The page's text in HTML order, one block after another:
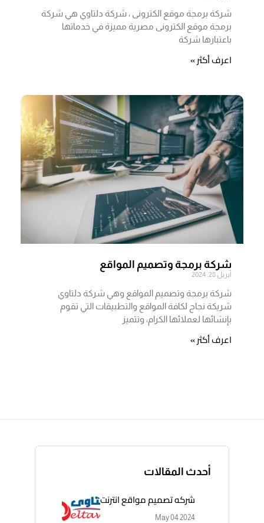
أحدث المقالات
شركه تصميم مواقع انترنت
May 04 2024
شركة برمجة موقع الكترونى ، شركة دلتاوي هي شركة
برمجة موقع الكترونى مصرية مميزة في خدماتها
باعتبارها شركة
اعرف أكثر »
شركة برمجة وتصميم المواقع
أبريل 28, 2024
شركة برمجة وتصميم المواقع وهي شركة دلتاوي
شريكة نجاح لكافة المواقع والتطبيقات التي تقوم
بإنشائها لعملائها الكرام، وتتميز
اعرف أكثر »